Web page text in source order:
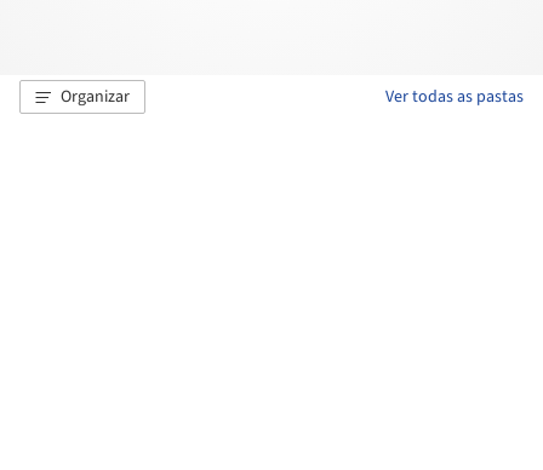
Organizar Ver todas as pastas